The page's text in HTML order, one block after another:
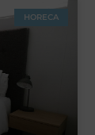
HORECA